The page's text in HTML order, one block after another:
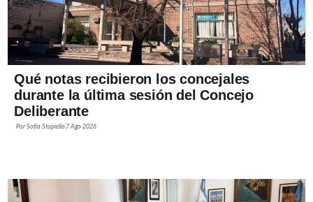
Qué notas recibieron los concejales
durante la última sesión del Concejo
Deliberante
PorSofía Stupiello 7 Ago 2026